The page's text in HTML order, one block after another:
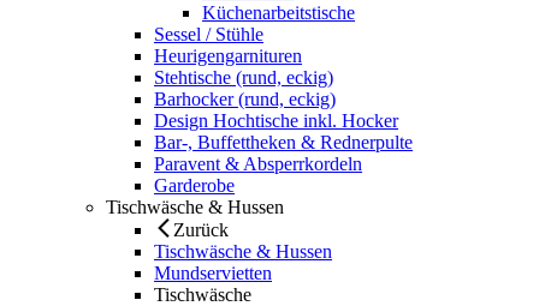
Küchenarbeitstische
Sessel / Stühle
Heurigengarnituren
Stehtische (rund, eckig)
Barhocker (rund, eckig)
Design Hochtische inkl. Hocker
Bar-, Buffettheken & Rednerpulte
Paravent & Absperrkordeln
Garderobe
Tischwäsche & Hussen
Zurück
Tischwäsche & Hussen
Mundservietten
Tischwäsche